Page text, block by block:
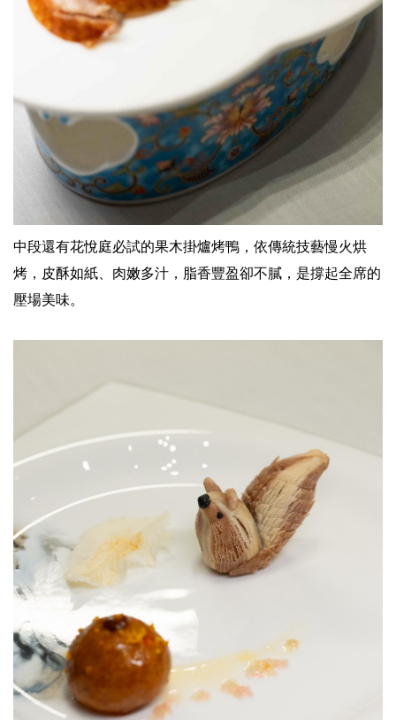
中段還有花悅庭必試的果木掛爐烤鴨，依傳統技藝慢火烘
烤，皮酥如紙、肉嫩多汁，脂香豐盈卻不膩，是撐起全席的
壓場美味。